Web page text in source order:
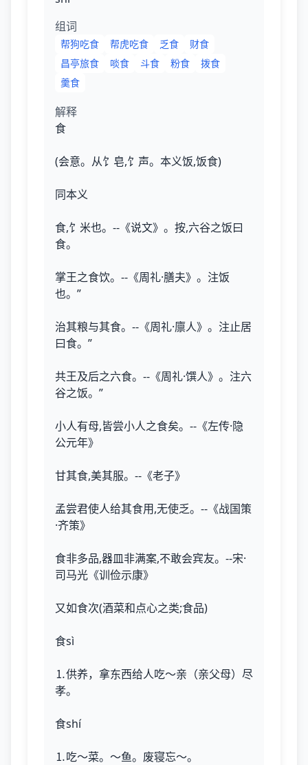
组词
帮狗吃食 帮虎吃食 乏食
财食
昌亭旅食
啖食 斗食 粉食
拨食
羹食
解释
食
(会意。从饣皂,饣声。本义饭,饭食)
同本义
食,饣米也。--《说文》。按,六谷之饭曰
食。
掌王之食饮。--《周礼·膳夫》。注饭
也。”
治其粮与其食。--《周礼·廪人》。注止居
曰食。”
共王及后之六食。--《周礼·馔人》。注六
谷之饭。”
小人有母,皆尝小人之食矣。--《左传·隐
公元年》
甘其食,美其服。--《老子》
孟尝君使人给其食用,无使乏。--《战国策
·齐策》
食非多品,器皿非满案,不敢会宾友。--宋·
司马光《训俭示康》
又如食次(酒菜和点心之类;食品)
食sì
⒈供养，拿东西给人吃～亲（亲父母）尽
孝。
食shí
⒈吃～菜。～鱼。废寝忘～。